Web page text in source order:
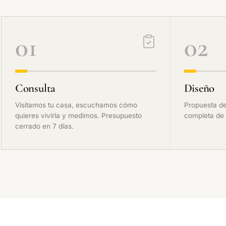
01
Consulta
Visitamos tu casa, escuchamos cómo
quieres vivirla y medimos. Presupuesto
cerrado en 7 días.
02
Diseño
Propuesta
completa de